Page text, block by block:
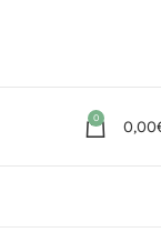
0 0,00